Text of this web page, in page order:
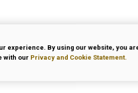
experience. By using our website, you
with our Privacy and Cookie Statement.